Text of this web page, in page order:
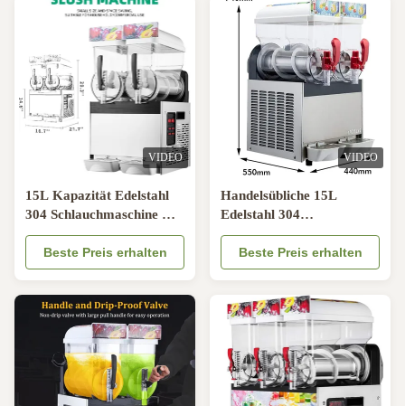
VIDEO
15L Kapazität Edelstahl
304 Schlauchmaschine mit
600W Kaltstrom für Bars
und Restaurants
Beste Preis erhalten
VIDEO
Handelsübliche 15L
Edelstahl 304
Schlauchmaschine mit
600W Kaltstrom für
Tiefkühlgetränke
Beste Preis erhalten